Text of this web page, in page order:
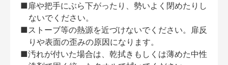
■扉や把手にぶら下がったり、勢いよく閉めたりし
ないでください。
■ストーブ等の熱源を近づけないでください。扉反
りや表面の歪みの原因になります。
■汚れが付いた場合は、乾拭きもしくは薄めた中性